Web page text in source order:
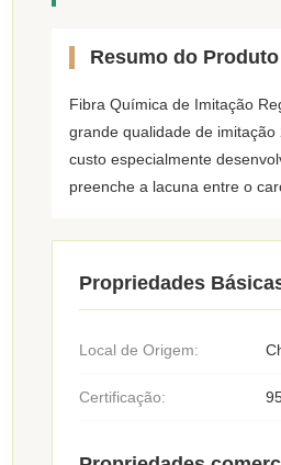
Resumo do Produto
Fibra Química de Imitação
grande qualidade de
custo especialmente
preenche a lacuna entre o
Propriedades
Local de Origem:
Certificação: